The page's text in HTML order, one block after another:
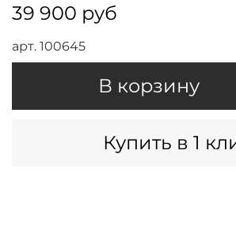
арт. 100645
39 900 руб
В корзину
Купить в 1